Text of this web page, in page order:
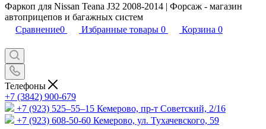
Фаркоп для Nissan Teana J32 2008-2014 | Форсаж - магазин
автоприцепов и багажных систем
Сравнение0 Избранные товары 0 Корзина 0
Телефоны
+7 (3842) 900-679
+7 (923) 525–55–15 Кемерово, пр-т Советский, 2/16
+7 (923) 608-50-60 Кемерово, ул. Тухачевского, 59